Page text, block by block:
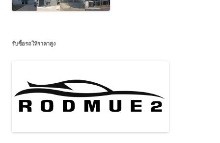
รับซื้อรถให้ราคาสูง